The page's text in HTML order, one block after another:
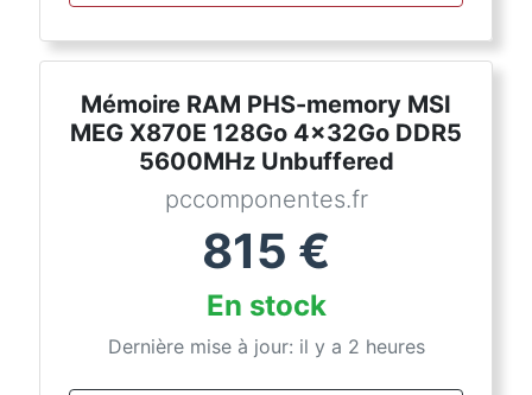
Mémoire RAM PHS-memory MSI
MEG X870E 128Go 4x32Go DDR5
5600MHz Unbuffered
pccomponentes.fr
815 €
En stock
Dernière mise à jour: il y a 2 heures